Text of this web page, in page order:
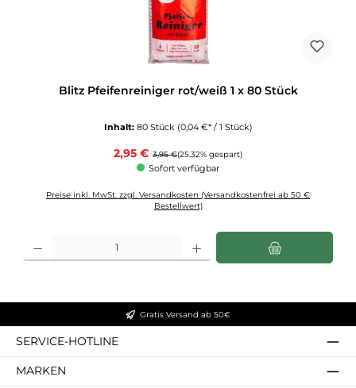
Blitz Pfeifenreiniger rot/weiß 1 x 80 Stück
Inhalt: 80 Stück (0,04 €* / 1 Stück)
Verkaufspreis:
2,95 € Regulärer Preis:
3,95 €(25.32% gespart)
Sofort verfügbar
Preise inkl. MwSt. zzgl. Versandkosten (Versandkostenfrei ab 50 €
Bestellwert)
Gratis Versand ab 50€
SERVICE-HOTLINE
MARKEN